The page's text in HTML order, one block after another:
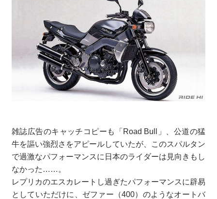
雑誌広告のキャッチコピーも「Road Bull」、公道の猛
牛を謳い強烈さをアピールしていたが、このスパルタン
で過激なパフォーマンスに日本のライダーは見向きもし
なかった……。
レプリカのエスカレートし過ぎたパフォーマンスに辟易
としていただけに、ゼファー（400）のようなオートバ